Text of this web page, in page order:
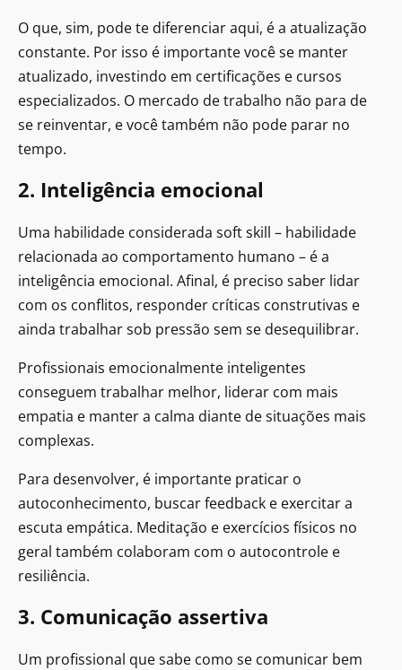
O que, sim, pode te diferenciar aqui, é a atualização
constante. Por isso é importante você se manter
atualizado, investindo em certificações e cursos
especializados. O mercado de trabalho não para de
se reinventar, e você também não pode parar no
tempo.
2. Inteligência emocional
Uma habilidade considerada soft skill – habilidade
relacionada ao comportamento humano – é a
inteligência emocional. Afinal, é preciso saber lidar
com os conflitos, responder críticas construtivas e
ainda trabalhar sob pressão sem se desequilibrar.
Profissionais emocionalmente inteligentes
conseguem trabalhar melhor, liderar com mais
empatia e manter a calma diante de situações mais
complexas.
Para desenvolver, é importante praticar o
autoconhecimento, buscar feedback e exercitar a
escuta empática. Meditação e exercícios físicos no
geral também colaboram com o autocontrole e
resiliência.
3. Comunicação assertiva
Um profissional que sabe como se comunicar bem